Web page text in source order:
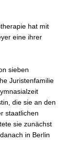
hat mit
eine ihrer
sieben
Juristenfamilie
die sie an den
staatlichen
sie zunächst
in Berlin